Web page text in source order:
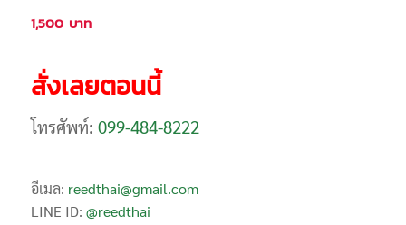
1,500 บาท
สั่งเลยตอนนี้
โทรศัพท์: 099-484-8222
อีเมล: reedthai@gmail.com
LINE ID: @reedthai